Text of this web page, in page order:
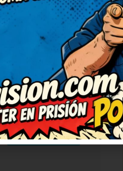
Así da
una risa
gracia y sin
RESPONDER